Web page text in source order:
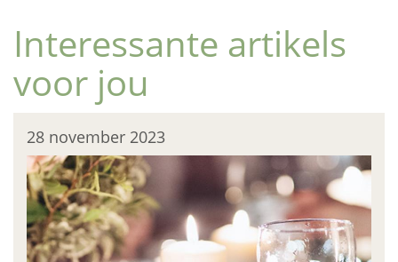
Interessante artikels
voor jou
28 november 2023